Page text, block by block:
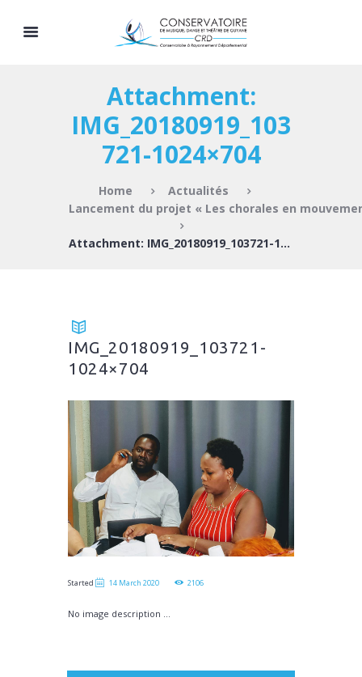
Attachment:
IMG_20180919_103
721-1024×704
Home
Actualités
Lancement du projet « Les chorales en
Attachment: IMG_20180919_103721-1024×704
IMG_20180919_103721-
1024×704
Started 14 March 2020 2106
No image description ...